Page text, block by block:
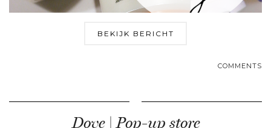
BEKIJK BERICHT
COMMENTS
Dove | Pop-up store